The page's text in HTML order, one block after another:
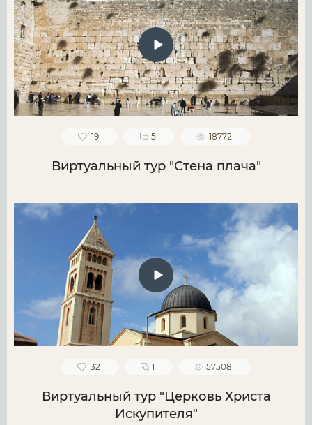
19 5 18772
Виртуальный тур "Стена плача"
32 1 57508
Виртуальный тур "Церковь Христа
Искупителя"